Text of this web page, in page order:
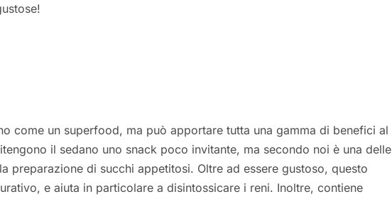
come un superfood, ma può apportare tutta una gamma di benefici al
il sedano uno snack poco invitante, ma secondo noi è una delle
preparazione di succhi appetitosi. Oltre ad essere gustoso, questo
e aiuta in particolare a disintossicare i reni. Inoltre, contiene